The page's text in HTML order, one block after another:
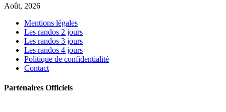
Août, 2026
Mentions légales
Les randos 2 jours
Les randos 3 jours
Les randos 4 jours
Politique de confidentialité
Contact
Partenaires Officiels